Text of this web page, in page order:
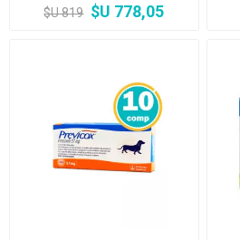
$U 819 $U 778,05